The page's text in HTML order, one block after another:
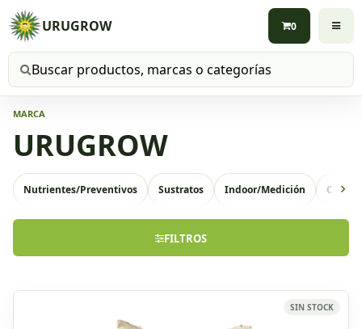
URUGROW
Buscar productos
0
MARCA
URUGROW
Nutrientes/Preventivos Sustratos Indoor/Medición
FILTROS
SIN STOCK